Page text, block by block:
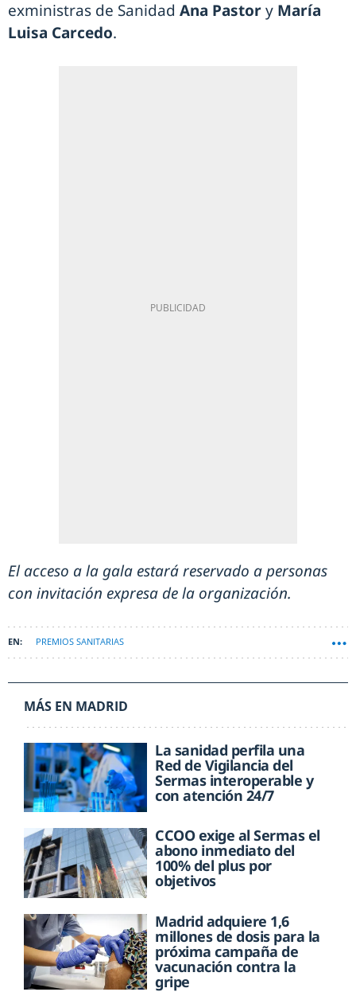
exministras de Sanidad Ana Pastory María
Luisa Carcedo.
El acceso a la gala estará reservado a personas
con invitación expresa de la organización.
PREMIOS SANITARIAS
MÁS EN MADRID
La sanidad perfila una
Red de Vigilancia del
Sermas interoperable y
con atención 24/7
CCOO exige al Sermas el
abono inmediato del
100% del plus por
objetivos
Madrid adquiere 1,6
millones de dosis para la
próxima campaña de
vacunación contra la
gripe